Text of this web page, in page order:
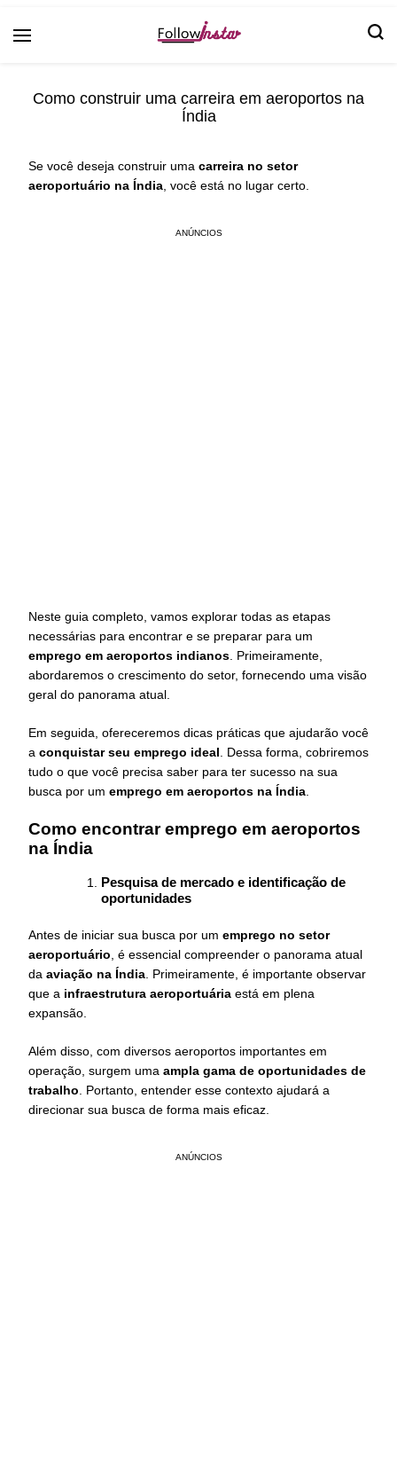
Como construir uma carreira em aeroportos na
Índia
Se você deseja construir uma carreira no setor
aeroportuário na Índia, você está no lugar certo.
ANÚNCIOS
Neste guia completo, vamos explorar todas as etapas
necessárias para encontrar e se preparar para um
emprego em aeroportos indianos. Primeiramente,
abordaremos o crescimento do setor, fornecendo uma visão
geral do panorama atual.
Em seguida, ofereceremos dicas práticas que ajudarão você
a conquistar seu emprego ideal. Dessa forma, cobriremos
tudo o que você precisa saber para ter sucesso na sua
busca por um emprego em aeroportos na Índia.
Como encontrar emprego em aeroportos
na Índia
Pesquisa de mercado e identificação de
oportunidades
Antes de iniciar sua busca por um emprego no setor
aeroportuário, é essencial compreender o panorama atual
da aviação na Índia. Primeiramente, é importante observar
que a infraestrutura aeroportuária está em plena
expansão.
Além disso, com diversos aeroportos importantes em
operação, surgem uma ampla gama de oportunidades de
trabalho. Portanto, entender esse contexto ajudará a
direcionar sua busca de forma mais eficaz.
ANÚNCIOS